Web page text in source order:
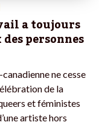
a toujours
personnes
ne cesse
de la
et féministes
artiste hors